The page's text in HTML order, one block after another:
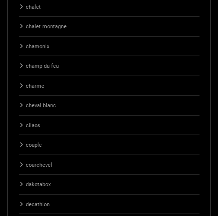
chalet
chalet montagne
chamonix
champ du feu
charme
cheval blanc
cilaos
couple
courchevel
dakotabox
decathlon